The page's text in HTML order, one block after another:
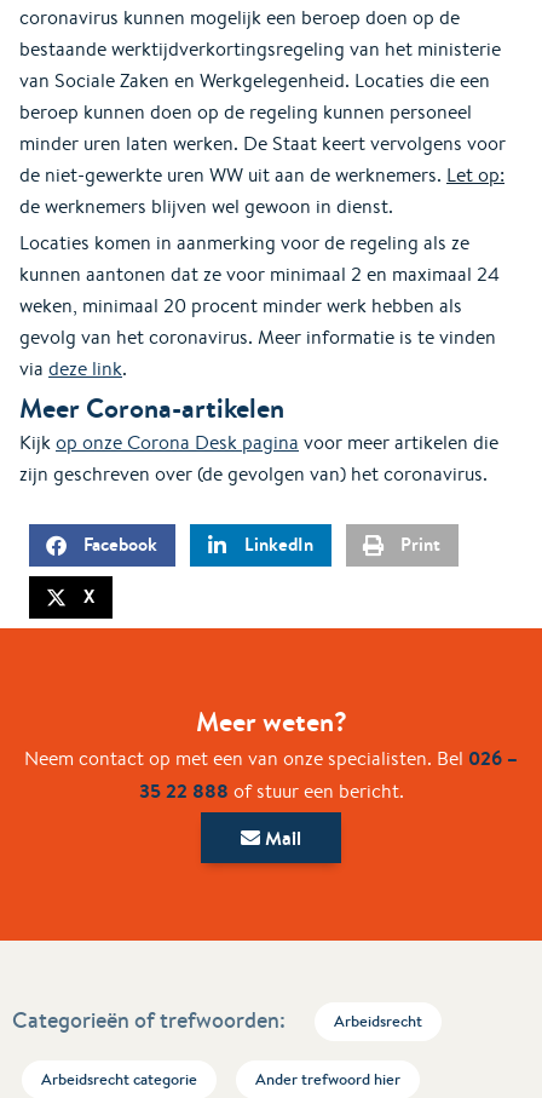
coronavirus kunnen mogelijk een beroep doen op de
bestaande werktijdverkortingsregeling van het ministerie
van Sociale Zaken en Werkgelegenheid. Locaties die een
beroep kunnen doen op de regeling kunnen personeel
minder uren laten werken. De Staat keert vervolgens voor
de niet-gewerkte uren WW uit aan de werknemers. Let op:
de werknemers blijven wel gewoon in dienst.
Locaties komen in aanmerking voor de regeling als ze
kunnen aantonen dat ze voor minimaal 2 en maximaal 24
weken, minimaal 20 procent minder werk hebben als
gevolg van het coronavirus. Meer informatie is te vinden
via deze link.
Meer Corona-artikelen
Kijkop onze Corona Desk pagina voor meer artikelen die
zijn geschreven over (de gevolgen van) het coronavirus.
Facebook LinkedIn Print
X
Meer weten?
Neem contact op met een van onze specialisten. Bel 026 –
35 22 888 of stuur een bericht.
Mail
Categorieën of trefwoorden: Arbeidsrecht
Arbeidsrecht categorie Ander trefwoord hier